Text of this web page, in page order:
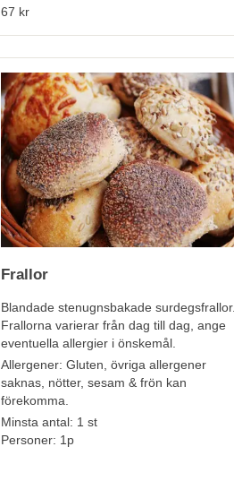
67 kr
Frallor
Blandade stenugnsbakade surdegsfrallor.
Frallorna varierar från dag till dag, ange
eventuella allergier i önskemål.
Allergener: Gluten, övriga allergener
saknas, nötter, sesam & frön kan
förekomma.
Minsta antal: 1 st
Personer: 1p